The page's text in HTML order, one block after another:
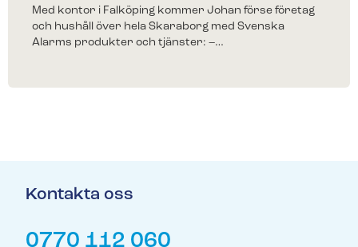
Med kontor i Falköping kommer Johan förse företag
och hushåll över hela Skaraborg med Svenska
Alarms produkter och tjänster: –…
Kontakta oss
0770 112 060